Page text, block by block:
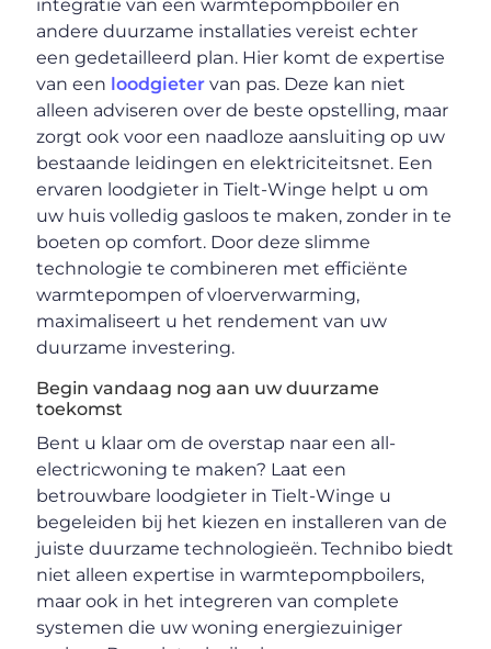
integratie van een warmtepompboiler en
andere duurzame installaties vereist echter
een gedetailleerd plan. Hier komt de expertise
van een loodgieter van pas. Deze kan niet
alleen adviseren over de beste opstelling, maar
zorgt ook voor een naadloze aansluiting op uw
bestaande leidingen en elektriciteitsnet. Een
ervaren loodgieter in Tielt-Winge helpt u om
uw huis volledig gasloos te maken, zonder in te
boeten op comfort. Door deze slimme
technologie te combineren met efficiënte
warmtepompen of vloerverwarming,
maximaliseert u het rendement van uw
duurzame investering.
Begin vandaag nog aan uw duurzame
toekomst
Bent u klaar om de overstap naar een all-
electricwoning te maken? Laat een
betrouwbare loodgieter in Tielt-Winge u
begeleiden bij het kiezen en installeren van de
juiste duurzame technologieën. Technibo biedt
niet alleen expertise in warmtepompboilers,
maar ook in het integreren van complete
systemen die uw woning energiezuiniger